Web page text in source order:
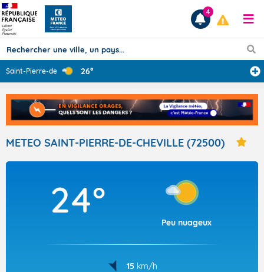
Prévisions
TOUS LES RÉSULTATS
Articles
4
Saint-Pierre-de ... 26°
METEO SAINT-PIERRE-DE-CHEVILLE (72500)
24°
Peu nuageux
15 km/h